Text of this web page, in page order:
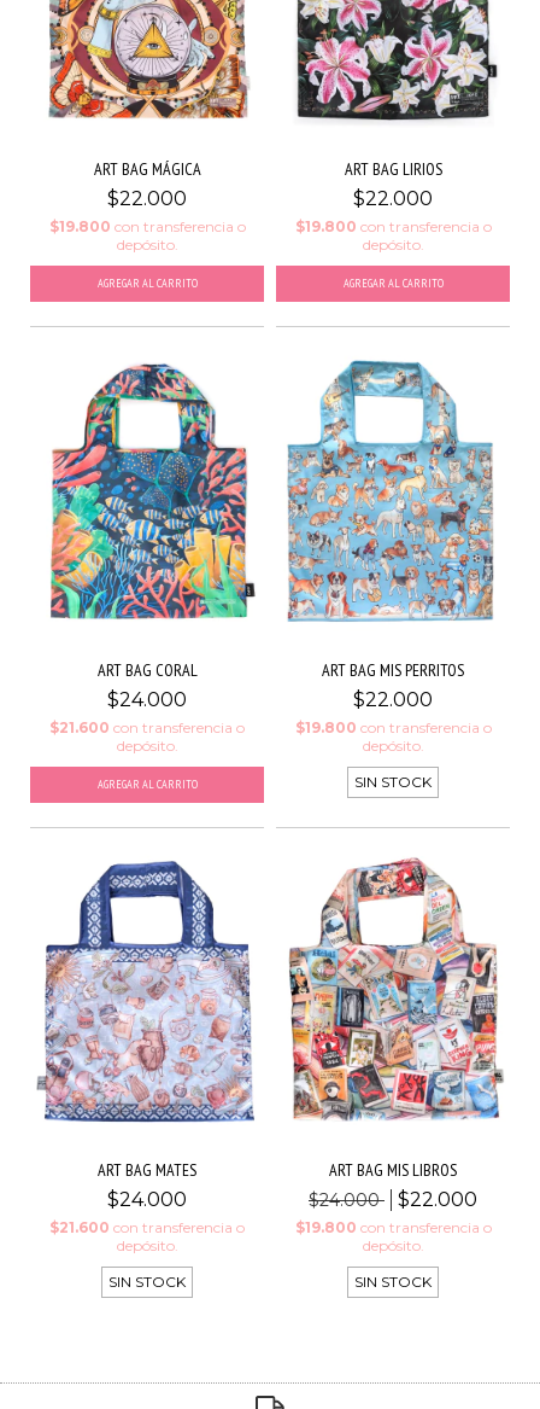
ART BAG MÁGICA
$22.000
$19.800 con transferencia o
depósito.
ART BAG LIRIOS
$22.000
$19.800 con transferencia o
depósito.
ART BAG CORAL
$24.000
$21.600 con transferencia o
depósito.
ART BAG MIS PERRITOS
$22.000
$19.800 con transferencia o
depósito.
SIN STOCK
ART BAG MATES
$24.000
$21.600 con transferencia o
depósito.
SIN STOCK
ART BAG MIS LIBROS
$24.000
$22.000
$19.800 con transferencia o
depósito.
SIN STOCK